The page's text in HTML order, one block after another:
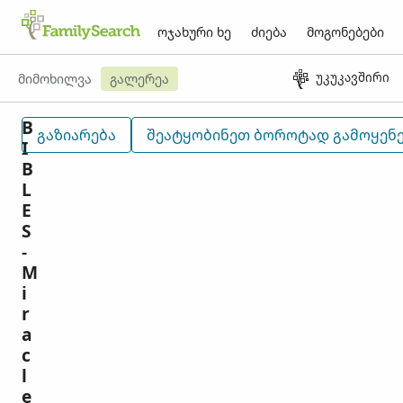
ოჯახური ხე ძიება მოგონებები
მიმოხილვა გალერეა უკუკავშირი
B
I
B
L
E
S
-
M
i
r
a
c
l
e
ᲒᲐᲖᲘᲐᲠᲔᲑᲐ ᲨᲔᲐᲢᲧᲝᲑᲘᲜᲔᲗ ᲑᲝᲠᲝᲢᲐᲓ